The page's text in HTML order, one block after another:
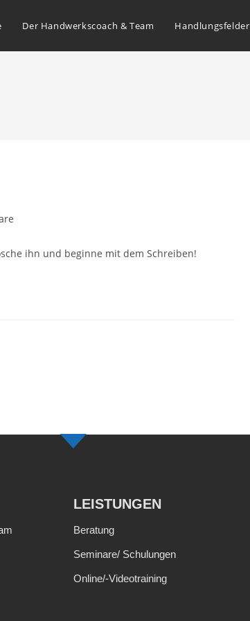
Der Handwerkscoach & Team Handlungsfelder
ihn und beginne mit dem Schreiben!
LEISTUNGEN
Beratung
Seminare/ Schulungen
Online/-Videotraining